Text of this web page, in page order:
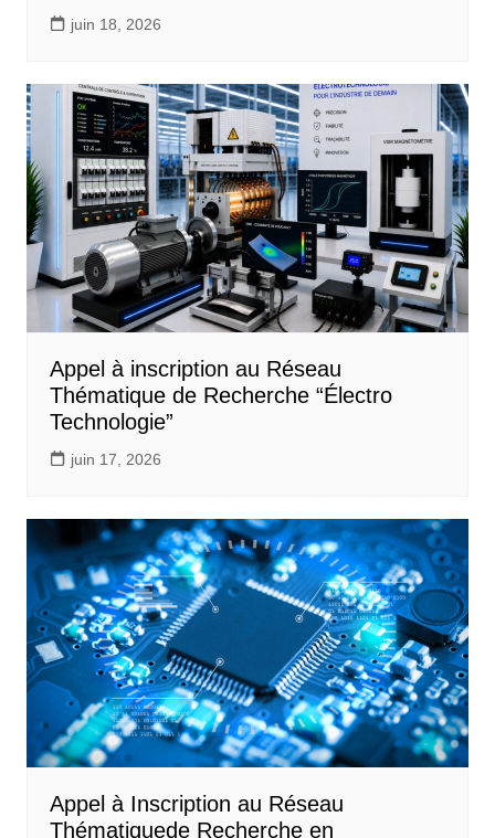
juin 18, 2026
Appel à inscription au Réseau
Thématique de Recherche “Électro
Technologie”
juin 17, 2026
Appel à Inscription au Réseau
Thématiquede Recherche en